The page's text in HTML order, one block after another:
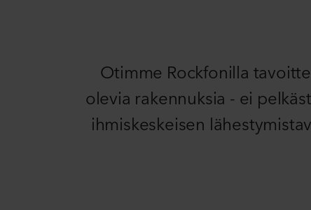
Otimme Rockfonilla
olevia rakennuksia - ei
ihmiskeskeisen